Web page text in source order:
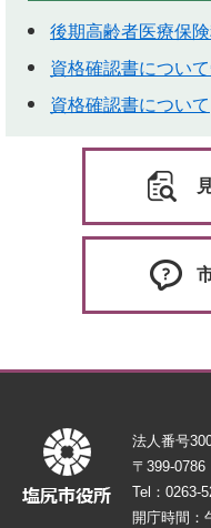
後期高齢者医療保
資格確認書につい
資格確認書について
法人番号
〒399-
Tel：0263-
開庁時間：